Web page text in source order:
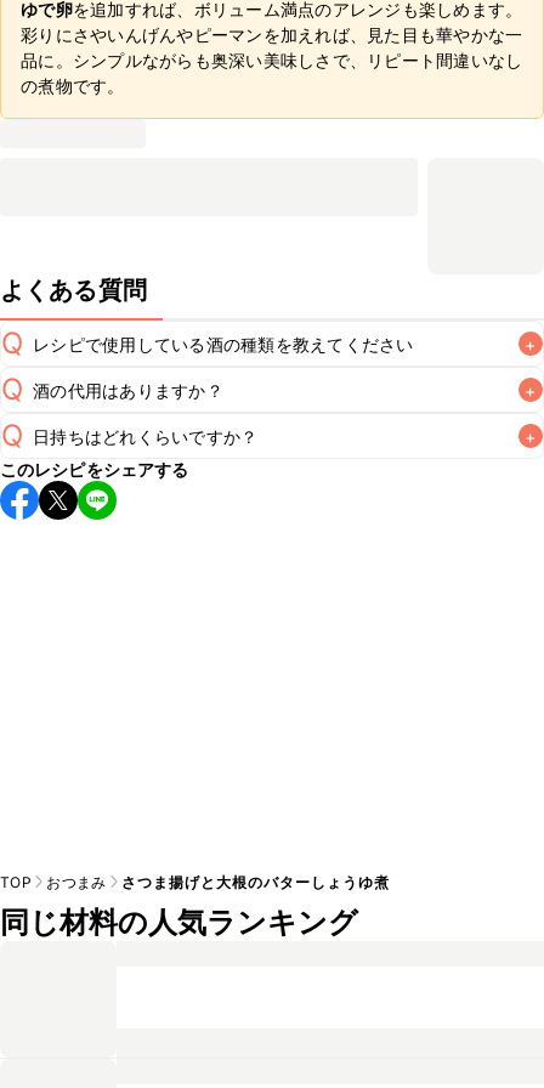
ゆで卵を追加すれば、ボリューム満点のアレンジも楽しめます。
彩りにさやいんげんやピーマンを加えれば、見た目も華やかな一
品に。シンプルながらも奥深い美味しさで、リピート間違いなし
の煮物です。
よくある質問
Q レシピで使用している酒の種類を教えてください +
A
Q 酒の代用はありますか？ +
A
Q 日持ちはどれくらいですか？ +
保存期間は冷蔵で翌日中が目安です。なるべくお早めにお召
し上がりください。
このレシピをシェアする
TOP おつまみ さつま揚げと大根のバターしょうゆ煮
同じ材料の人気ランキング